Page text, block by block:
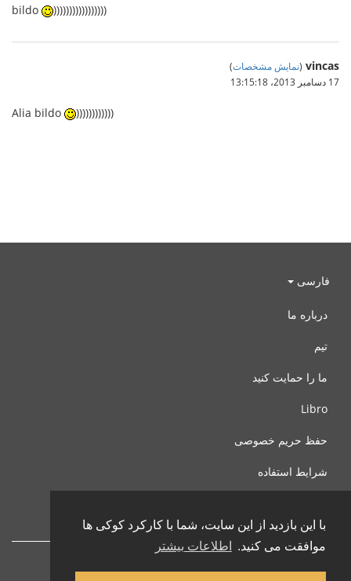
با این بازدید از این سایت، شما با کارکرد کوکی ها
موافقت می کنید.
اطلاعات بیشتر
bildo )))))))))))))))))
vincas
(نمایش مشخصات)
17 دسامبر 2013،‏ 13:15:18
Alia bildo ))))))))))))
فارسی
درباره ما
تیم
ما را حمایت کنید
Libro
حفظ حریم خصوصی
شرایط استفاده